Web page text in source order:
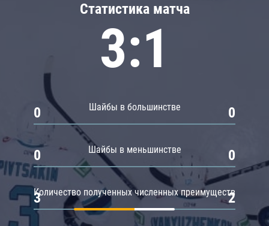
Статистика матча
3:1
Шайбы в большинстве
0 0
Шайбы в меньшинстве
0 0
Количество полученных численных преимуществ
3 2